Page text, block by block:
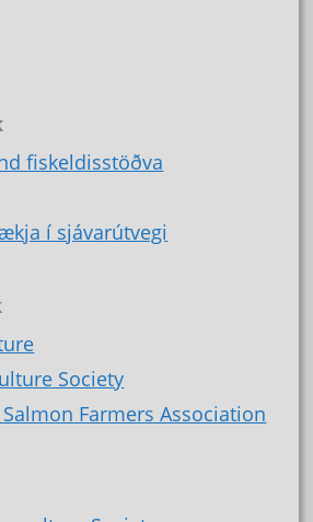
fiskeldisstöðva
í sjávarútvegi
Society
Farmers Association